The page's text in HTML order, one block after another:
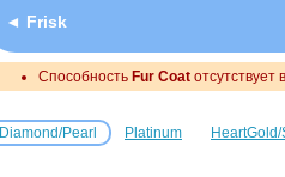
Raging Bolt
Shadow mismagius
художникотvicavica
◄ Frisk
Способность Fur Coat отсутствует
Diamond/Pearl Platinum